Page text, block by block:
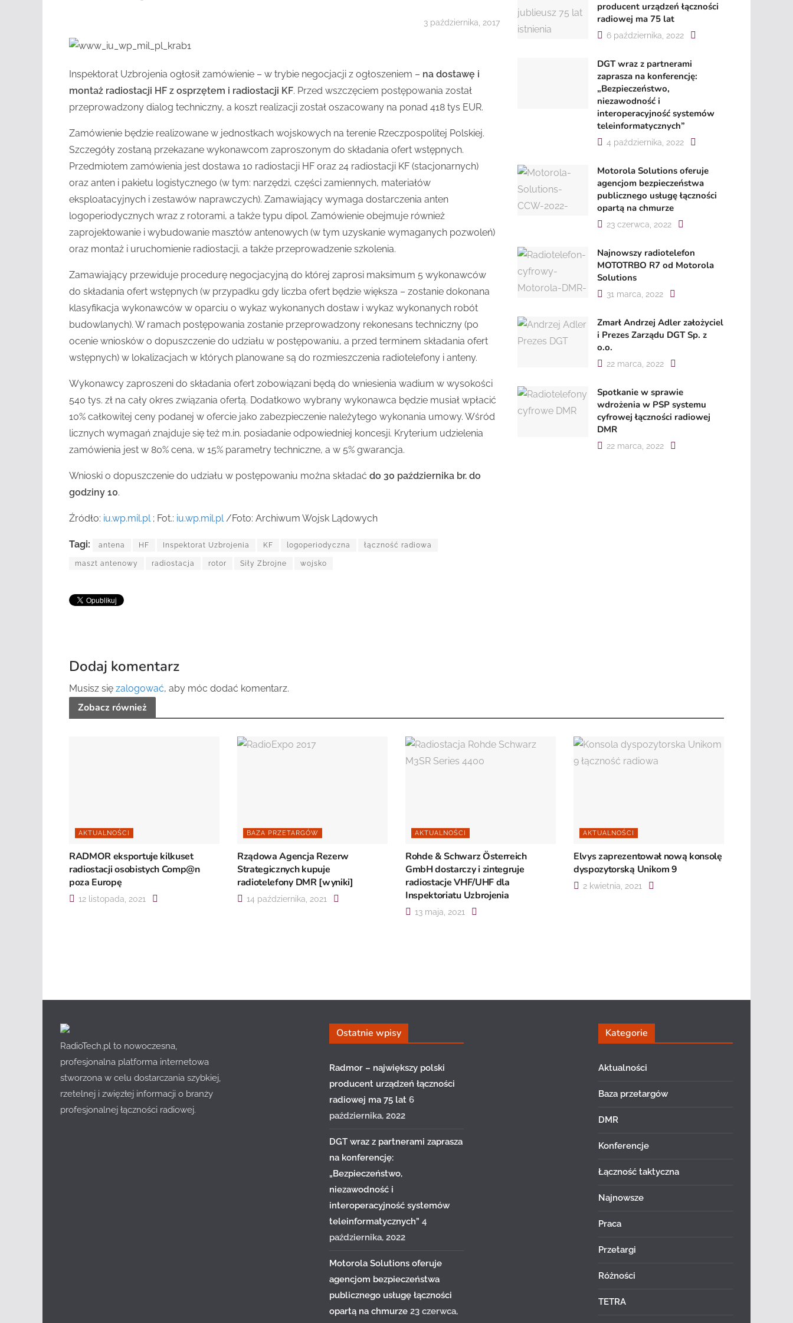
3 października, 2017
Inspektorat Uzbrojenia ogłosił zamówienie – w trybie negocjacji z ogłoszeniem – na dostawę i
montaż radiostacji HF z osprzętem i radiostacji KF. Przed wszczęciem postępowania został
przeprowadzony dialog techniczny, a koszt realizacji został oszacowany na ponad 418 tys EUR.
Zamówienie będzie realizowane w jednostkach wojskowych na terenie Rzeczpospolitej Polskiej.
Szczegóły zostaną przekazane wykonawcom zaproszonym do składania ofert wstępnych.
Przedmiotem zamówienia jest dostawa 10 radiostacji HF oraz 24 radiostacji KF (stacjonarnych)
oraz anten i pakietu logistycznego (w tym: narzędzi, części zamiennych, materiałów
eksploatacyjnych i zestawów naprawczych). Zamawiający wymaga dostarczenia anten
logoperiodycznych wraz z rotorami, a także typu dipol. Zamówienie obejmuje również
zaprojektowanie i wybudowanie masztów antenowych (w tym uzyskanie wymaganych pozwoleń)
oraz montaż i uruchomienie radiostacji, a także przeprowadzenie szkolenia.
Zamawiający przewiduje procedurę negocjacyjną do której zaprosi maksimum 5 wykonawców
do składania ofert wstępnych (w przypadku gdy liczba ofert będzie większa – zostanie dokonana
klasyfikacja wykonawców w oparciu o wykaz wykonanych dostaw i wykaz wykonanych robót
budowlanych). W ramach postępowania zostanie przeprowadzony rekonesans techniczny (po
ocenie wniosków o dopuszczenie do udziału w postępowaniu, a przed terminem składania ofert
wstępnych) w lokalizacjach w których planowane są do rozmieszczenia radiotelefony i anteny.
Wykonawcy zaproszeni do składania ofert zobowiązani będą do wniesienia wadium w wysokości
540 tys. zł na cały okres związania ofertą. Dodatkowo wybrany wykonawca będzie musiał wpłacić
10% całkowitej ceny podanej w ofercie jako zabezpieczenie należytego wykonania umowy. Wśród
licznych wymagań znajduje się też m.in. posiadanie odpowiedniej koncesji. Kryterium udzielenia
zamówienia jest w 80% cena, w 15% parametry techniczne, a w 5% gwarancja.
Wnioski o dopuszczenie do udziału w postępowaniu można składać do 30 października br. do
godziny 10.
Źródło: iu.wp.mil.pl; Fot.: iu.wp.mil.pl/Foto: Archiwum Wojsk Lądowych
Tagi: antena HF Inspektorat Uzbrojenia KF logoperiodyczna łączność radiowa
maszt antenowy radiostacja rotor Siły Zbrojne wojsko
Dodaj komentarz
Musisz się zalogować, aby móc dodać komentarz.
producent urządzeń łączności
radiowej ma 75 lat
6 października, 2022
DGT wraz z partnerami
zaprasza na konferencję:
„Bezpieczeństwo,
niezawodność i
interoperacyjność systemów
teleinformatycznych”
4 października, 2022
Motorola Solutions oferuje
agencjom bezpieczeństwa
publicznego usługę łączności
opartą na chmurze
23 czerwca, 2022
Najnowszy radiotelefon
MOTOTRBO R7 od Motorola
Solutions
31 marca, 2022
Zmarł Andrzej Adler założyciel
i Prezes Zarządu DGT Sp. z
o.o.
22 marca, 2022
Spotkanie w sprawie
wdrożenia w PSP systemu
cyfrowej łączności radiowej
DMR
22 marca, 2022
Zobacz również
AKTUALNOŚCI
RADMOR eksportuje kilkuset
radiostacji osobistych Comp@n
poza Europę
12 listopada, 2021
BAZA PRZETARGÓW
Rządowa Agencja Rezerw
Strategicznych kupuje
radiotelefony DMR [wyniki]
14 października, 2021
AKTUALNOŚCI
Rohde & Schwarz Österreich
GmbH dostarczy i zintegruje
radiostacje VHF/UHF dla
Inspektoriatu Uzbrojenia
13 maja, 2021
AKTUALNOŚCI
Elvys zaprezentował nową konsolę
dyspozytorską Unikom 9
2 kwietnia, 2021
RadioTech.pl to nowoczesna,
profesjonalna platforma internetowa
stworzona w celu dostarczania szybkiej,
rzetelnej i zwięzłej informacji o branży
profesjonalnej łączności radiowej.
Ostatnie wpisy
Radmor – największy polski
producent urządzeń łączności
radiowej ma 75 lat 6
października, 2022
DGT wraz z partnerami zaprasza
na konferencję:
„Bezpieczeństwo,
niezawodność i
interoperacyjność systemów
teleinformatycznych” 4
października, 2022
Motorola Solutions oferuje
agencjom bezpieczeństwa
publicznego usługę łączności
opartą na chmurze 23 czerwca,
Kategorie
Aktualności
Baza przetargów
DMR
Konferencje
Łączność taktyczna
Najnowsze
Praca
Przetargi
Różności
TETRA